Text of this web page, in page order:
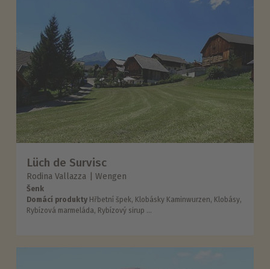
Lüch de Survisc
Rodina Vallazza Wengen
Šenk
Domácí produkty Hřbetní špek, Klobásky Kaminwurzen, Klobásy,
Rybízová marmeláda, Rybízový sirup ...